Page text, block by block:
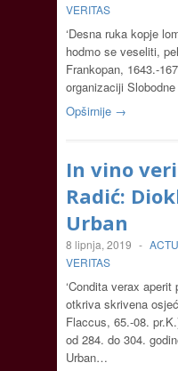
VERITAS
‘Desna ruka kopje
hodmo se veseliti,
Frankopan, 1643.-
organizaciji
Opširnije →
In vino
Radić:
Urban
8 lipnja, 2019 -
VERITAS
‘Condita verax aperit
otkriva skrivena
Flaccus, 65.-08.
od 284. do 304.
Urban…